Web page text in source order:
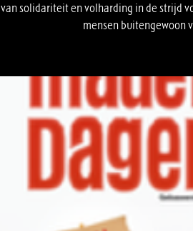
van solidariteit en volharding in de strijd
mensen buitengewoon